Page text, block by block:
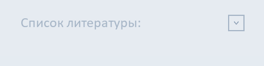
Список литературы: